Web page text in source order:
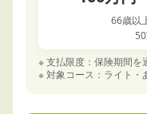
66歳以
※ 支払限度：保険期間を
※ 対象コース：ライト・